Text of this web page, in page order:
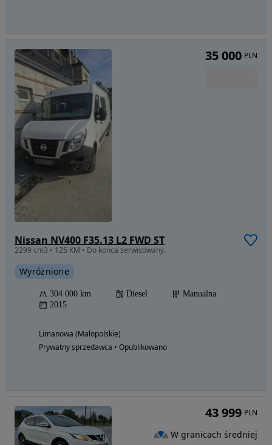
Nissan NV400 F35.13 L2 FWD ST
2299 cm3 • 125 KM • Do konca serwisowany.
Wyróżnione
304 000 km Diesel
Manualna
2015
Limanowa (Małopolskie)
Prywatny sprzedawca • Opublikowano
35 000 PLN
43 999 PLN
W granicach średniej